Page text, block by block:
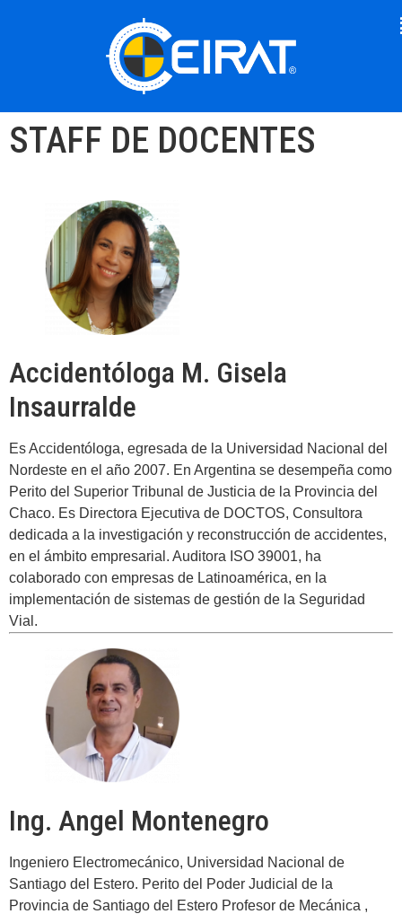
STAFF DE DOCENTES
Accidentóloga M. Gisela
Insaurralde
Es Accidentóloga, egresada de la Universidad Nacional del
Nordeste en el año 2007. En Argentina se desempeña como
Perito del Superior Tribunal de Justicia de la Provincia del
Chaco. Es Directora Ejecutiva de DOCTOS, Consultora
dedicada a la investigación y reconstrucción de accidentes,
en el ámbito empresarial. Auditora ISO 39001, ha
colaborado con empresas de Latinoamérica, en la
implementación de sistemas de gestión de la Seguridad
Vial.
Ing. Angel Montenegro
Ingeniero Electromecánico, Universidad Nacional de
Santiago del Estero. Perito del Poder Judicial de la
Provincia de Santiago del Estero Profesor de Mecánica ,